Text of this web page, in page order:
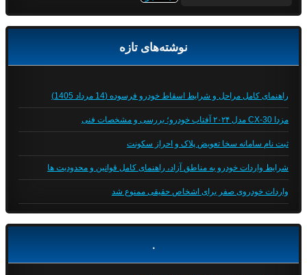
نوشته‌های تازه
راهنمای کامل مراحل و شرایط اسقاط خودرو فرسوده (14 مرداد 1405)
مزدا CX-30 مدل ۲۰۲۴ آفتاب خودرو؛ بررسی و مشخصات فنی
ثبت نام سامانه سخا تعویض پلاک و احراز سکونت
شرایط واردات خودرو به مناطق آزاد، راهنمای کامل قوانین و محدودیت ها
واردات خودروی صفر برای اشخاص حقیقی ممنوع شد
.